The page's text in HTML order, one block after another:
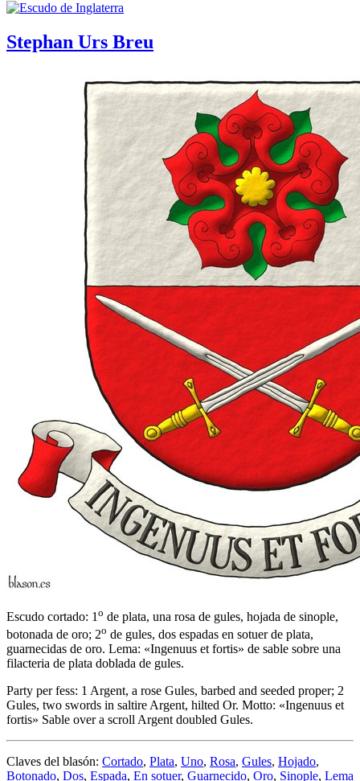
Stephan Urs Breu
Escudo cortado: 1 o de plata, una rosa de gules, hojada de sinople,
botonada de oro; 2o de gules, dos espadas en sotuer de plata,
guarnecidas de oro. Lema: «Ingenuus et fortis» de sable sobre una
filacteria de plata doblada de gules.
Party per fess: 1 Argent, a rose Gules, barbed and seeded proper; 2
Gules, two swords in saltire Argent, hilted Or. Motto: «Ingenuus et
fortis» Sable over a scroll Argent doubled Gules.
Claves del blasón: Cortado, Plata, Uno, Rosa, Gules, Hojado,
Botonado, Dos, Espada, En sotuer, Guarnecido, Oro, Sinople, Lema